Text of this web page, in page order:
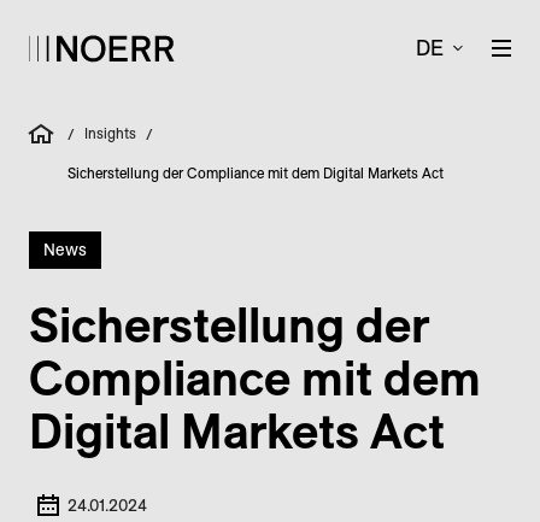
DE
/ Insights /
Sicherstellung der Compliance mit dem Digital Markets Act
News
Sicherstellung der
Compliance mit dem
Digital Markets Act
24.01.2024